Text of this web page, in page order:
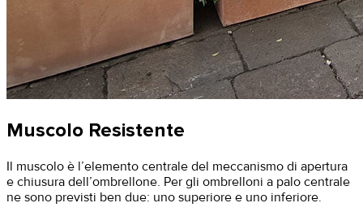
Muscolo Resistente
Il muscolo è l’elemento centrale del meccanismo di apertura
e chiusura dell’ombrellone. Per gli ombrelloni a palo centrale
ne sono previsti ben due: uno superiore e uno inferiore.